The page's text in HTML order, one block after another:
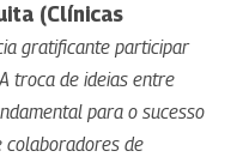
(Clínicas
gratificante participar
troca de ideias entre
para o sucesso
colaboradores de